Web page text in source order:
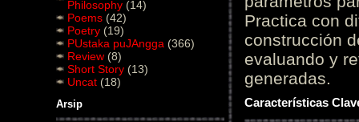
Philosophy (14)
Poems (42)
Poetry (19)
PUstaka puJAngga (366)
Review (8)
Short Story (13)
Uncat (18)
Arsip
Practica con
construcción
evaluando y
generadas.
Características